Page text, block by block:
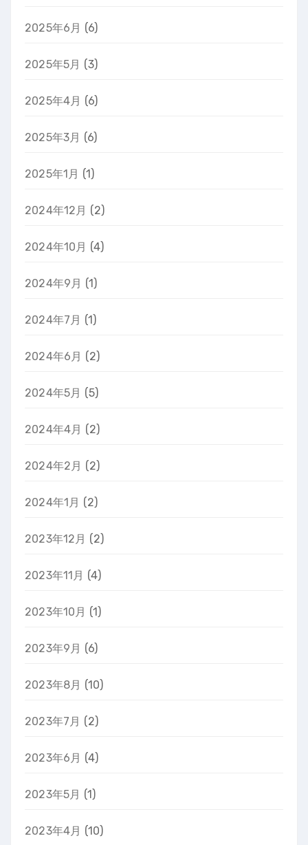
2025年6月 (6)
2025年5月 (3)
2025年4月 (6)
2025年3月 (6)
2025年1月 (1)
2024年12月 (2)
2024年10月 (4)
2024年9月 (1)
2024年7月 (1)
2024年6月 (2)
2024年5月 (5)
2024年4月 (2)
2024年2月 (2)
2024年1月 (2)
2023年12月 (2)
2023年11月 (4)
2023年10月 (1)
2023年9月 (6)
2023年8月 (10)
2023年7月 (2)
2023年6月 (4)
2023年5月 (1)
2023年4月 (10)